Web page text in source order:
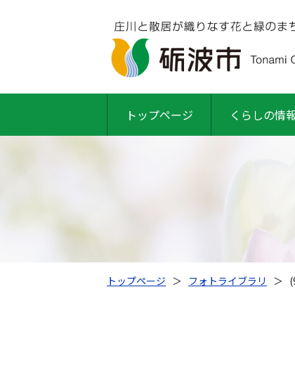
トップページ くらしの情
トップページ ＞ フォトライブラリ ＞